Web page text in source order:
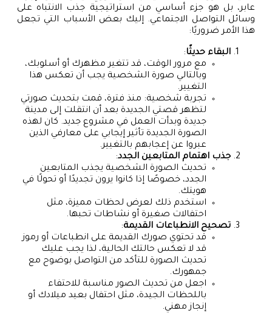
عابر، بل هو جزء أساسي من استراتيجية جذب الانتباه على
وسائل التواصل الاجتماعي. إليك بعض الأسباب التي تجعل
هذا الأمر ضروريًا:
البقاء حديثًا:
مع مرور الوقت، قد تتغير مظهرك أو أسلوبك،
وبالتالي صورة الشخصية يجب أن تعكس هذا
التغيير.
تجربة شخصية: منذ فترة، قمت بتحديث صورتي
لتظهر قصتي الجديدة بعد أن انتقلت إلى مدينة
جديدة وبدأت العمل في مشروع جديد. كان لهذه
الصورة الجديدة تأثير إيجابي على معارفي الذين
عبروا عن إعجابهم بالتغيير.
جذب اهتمام المتابعين الجدد:
تحديث الصورة الشخصية يجذب المتابعين
الجدد، خصوصًا إذا كانوا يرون تجديدًا أو تحولًا في
هويتك.
استخدم ذلك لعرض لحظات مميزة، مثل
احتفالات صغيرة أو نشاطات تحبها.
تصحيح الانطباعات القديمة:
قد تحتوي صورك القديمة على انطباعات أو رموز
قد لا تعكس حالتك الحالية، لذا يجب عليك
تحديث الصورة للتأكد من التواصل بوضوح مع
جمهورك.
اجعل من تحديث الصور مناسبة للاحتفاء
باللحظات الجيدة، مثل احتفال بعيد ميلادك أو
إنجاز مهني.